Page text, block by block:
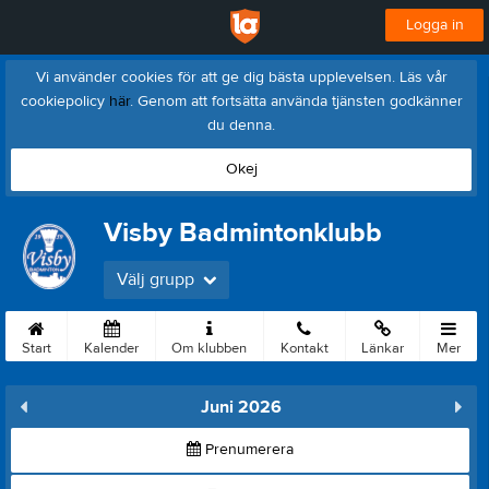
Logga in
Vi använder cookies för att ge dig bästa upplevelsen. Läs vår
cookiepolicy här. Genom att fortsätta använda tjänsten godkänner
du denna.
Okej
Visby Badmintonklubb
Välj grupp
Start Kalender Om klubben Kontakt Länkar Mer
Juni 2026
Prenumerera